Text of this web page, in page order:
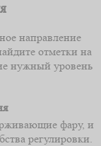
направление
отметки на
нужный уровень
фару, и
регулировки.